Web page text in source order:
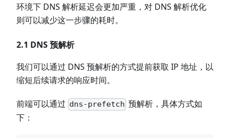
环境下 DNS 解析延迟会更加严重，对 DNS 解析优化
则可以减少这一步骤的耗时。
2.1 DNS 预解析
我们可以通过 DNS 预解析的方式提前获取 IP 地址，以
缩短后续请求的响应时间。
前端可以通过 dns-prefetch 预解析，具体方式如
下：